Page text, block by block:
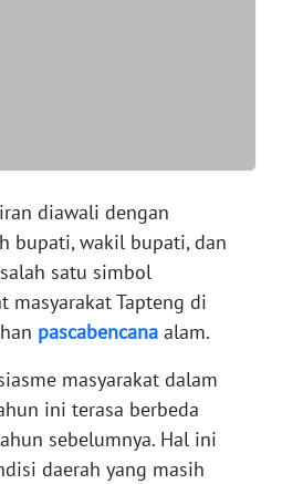
diawali dengan
bupati, wakil bupati, dan
satu simbol
masyarakat Tapteng di
pascabencana alam.
masyarakat dalam
ini terasa berbeda
sebelumnya. Hal ini
daerah yang masih